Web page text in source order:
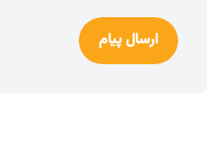
ارسال پیام